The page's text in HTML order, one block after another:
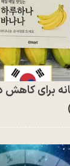
برای کاهش